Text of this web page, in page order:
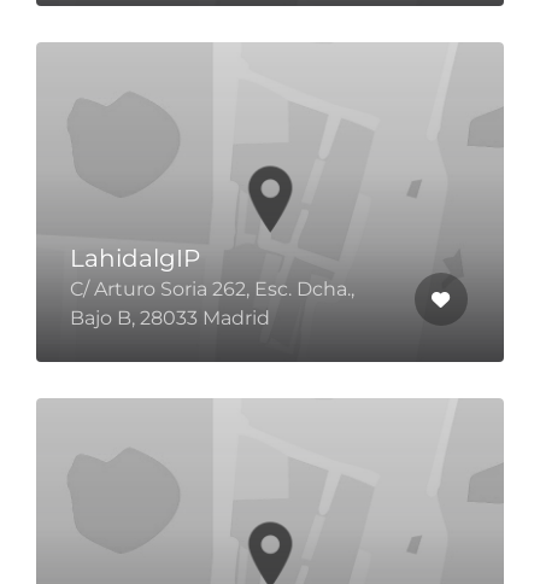
LahidalgIP
C/ Arturo Soria 262, Esc. Dcha.,
Bajo B, 28033 Madrid